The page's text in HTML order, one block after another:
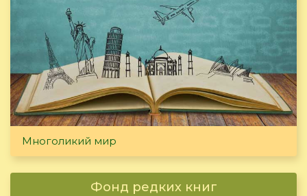
Многоликий мир
Фонд редких книг